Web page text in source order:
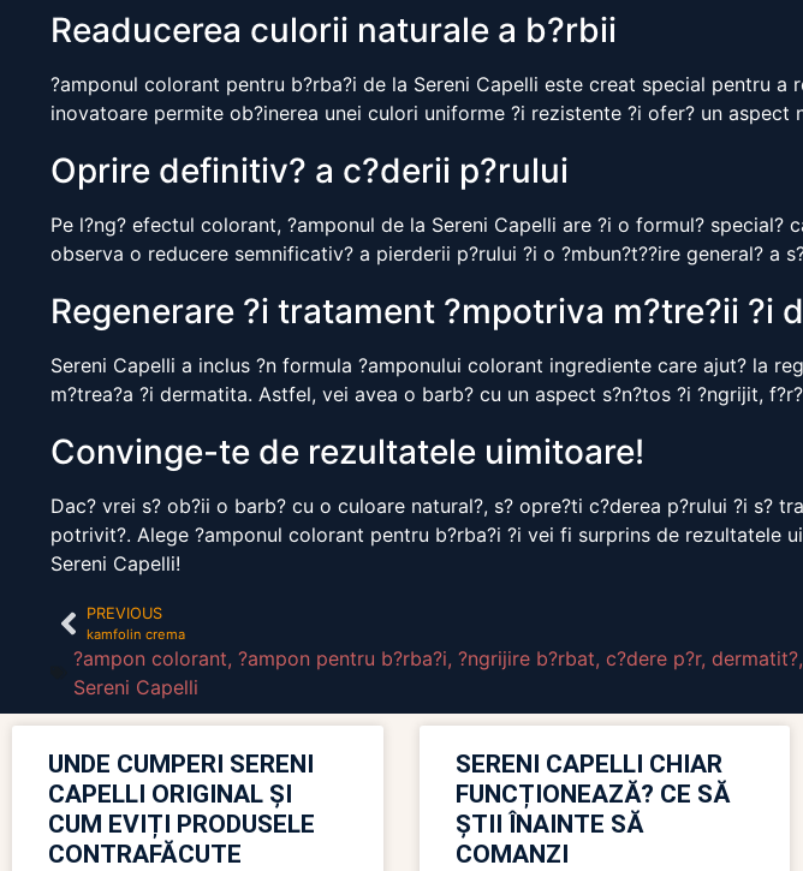
Readucerea culorii naturale a b?rbii
?amponul colorant pentru b?rba?i de la Sereni Capelli este creat special pentru
inovatoare permite ob?inerea unei culori uniforme ?i rezistente ?i ofer? un aspect
Oprire definitiv? a c?derii p?rului
Pe l?ng? efectul colorant, ?amponul de la Sereni Capelli are ?i o formul?
observa o reducere semnificativ? a pierderii p?rului ?i o ?mbun?t??ire general? a
Regenerare ?i tratament ?mpotriva m?tre?ii ?i
Sereni Capelli a inclus ?n formula ?amponului colorant ingrediente care ajut? la
m?trea?a ?i dermatita. Astfel, vei avea o barb? cu un aspect s?n?tos ?i ?ngrijit,
Convinge-te de rezultatele uimitoare!
Dac? vrei s? ob?ii o barb? cu o culoare natural?, s? opre?ti c?derea p?rului ?i s?
potrivit?. Alege ?amponul colorant pentru b?rba?i ?i vei fi surprins de rezultatele
Sereni Capelli!
PREVIOUS
kamfolin crema
?ampon colorant, ?ampon pentru b?rba?i, ?ngrijire b?rbat, c?dere p?r, dermatit?,
Sereni Capelli
UNDE CUMPERI SERENI
CAPELLI ORIGINAL ȘI
CUM EVIȚI PRODUSELE
CONTRAFĂCUTE
SERENI CAPELLI CHIAR
FUNCȚIONEAZĂ? CE SĂ
ȘTII ÎNAINTE SĂ
COMANZI